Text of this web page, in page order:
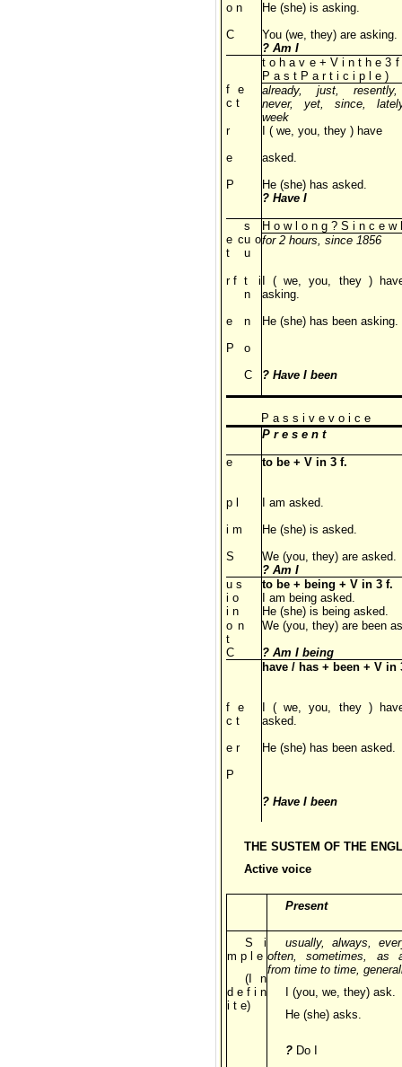
o n
He (she) is asking.
C
You (we, they) are asking.
? Am I
t o h a v e + V i n t h e 3 f
P a s t P a r t i c i p l e )
f e
c t
already, just,
never, yet, since,
week
r
I ( we, you, they ) have
e
asked.
P
He (she) has asked.
? Have I
s
H o w l o n g ? S i n c e w
e c
t
u o
u
for 2 hours, since 1856
r f t i
n
I ( we, you, they )
asking.
e
n
He (she) has been asking.
P
o
C
? Have I been
P a s s i v e v o i c e
P r e s e n t
e to be + V in 3 f.
p l
I am asked.
i m
He (she) is asked.
S
We (you, they) are asked.
? Am I
u s
to be + being + V in 3 f.
i o
I am being asked.
i n
He (she) is being asked.
o n
t
We (you, they) are been
C
? Am I being
have / has + been + V in
f e
c t
I ( we, you, they )
asked.
e r
He (she) has been asked.
P
? Have I been
THE SUSTEM OF THE
Active voice
Present
S i
m p l e
(I n
d e f i n
i t e)
usually, always,
often, sometimes, as
from time to time,
I (you, we, they) ask.
He (she) asks.
? Do I